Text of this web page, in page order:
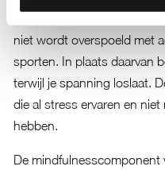
niet wordt overspoeld met
sporten. In plaats daarvan
terwijl je spanning loslaat.
die al stress ervaren en
hebben.
De mindfulnesscomponent